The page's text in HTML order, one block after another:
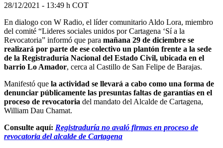
28/12/2021 - 13:49 h COT
En dialogo con W Radio, el líder comunitario Aldo Lora, miembro
del comité “Lideres sociales unidos por Cartagena ‘Sí a la
Revocatoria” informó que para mañana 29 de diciembre se
realizará por parte de ese colectivo un plantón frente a la sede
de la Registraduría Nacional del Estado Civil, ubicada en el
barrio Lo Amador, cerca al Castillo de San Felipe de Barajas.
Manifestó que la actividad se llevará a cabo como una forma de
denunciar públicamente las presuntas faltas de garantías en el
proceso de revocatoria del mandato del Alcalde de Cartagena,
William Dau Chamat.
Consulte aquí: Registraduría no avaló firmas en proceso de
revocatoria del alcalde de Cartagena